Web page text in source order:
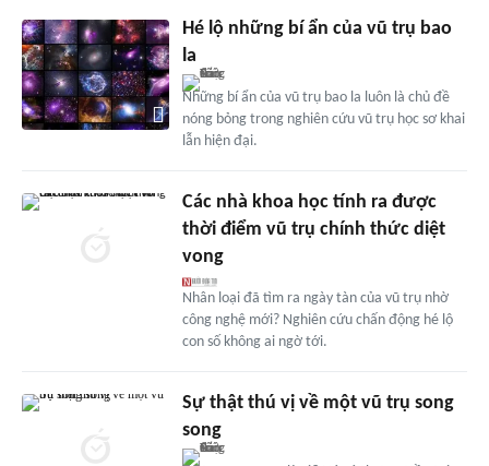
Hé lộ những bí ẩn của vũ trụ bao
la
Những bí ẩn của vũ trụ bao la luôn là chủ đề
nóng bỏng trong nghiên cứu vũ trụ học sơ khai
lẫn hiện đại.
Các nhà khoa học tính ra được
thời điểm vũ trụ chính thức diệt
vong
Nhân loại đã tìm ra ngày tàn của vũ trụ nhờ
công nghệ mới? Nghiên cứu chấn động hé lộ
con số không ai ngờ tới.
Sự thật thú vị về một vũ trụ song
song